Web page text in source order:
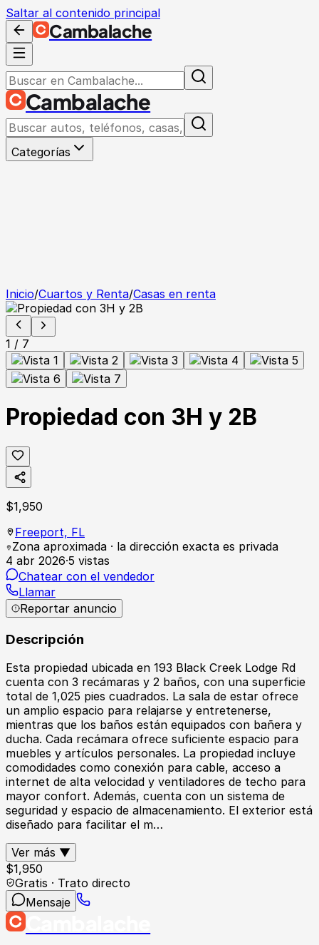
Saltar al contenido principal
Cambalache
Cambalache
Categorías
Inicio/Cuartos y Renta/Casas en renta
1 / 7
Propiedad con 3H y 2B
$1,950
Freeport, FL
Zona aproximada · la dirección exacta es privada
4 abr 2026·5 vistas
Chatear con el vendedor
Llamar
Reportar anuncio
Descripción
Esta propiedad ubicada en 193 Black Creek Lodge Rd
cuenta con 3 recámaras y 2 baños, con una superficie
total de 1,025 pies cuadrados. La sala de estar ofrece
un amplio espacio para relajarse y entretenerse,
mientras que los baños están equipados con bañera y
ducha. Cada recámara ofrece suficiente espacio para
muebles y artículos personales. La propiedad incluye
comodidades como conexión para cable, acceso a
internet de alta velocidad y ventiladores de techo para
mayor confort. Además, cuenta con un sistema de
seguridad y espacio de almacenamiento. El exterior está
diseñado para facilitar el m…
Ver más ▼
$1,950
Gratis · Trato directo
Mensaje